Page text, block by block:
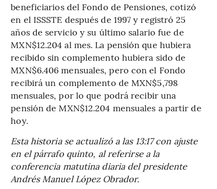
beneficiarios del Fondo de Pensiones, cotizó
en el ISSSTE después de 1997 y registró 25
años de servicio y su último salario fue de
MXN$12.204 al mes. La pensión que hubiera
recibido sin complemento hubiera sido de
MXN$6.406 mensuales, pero con el Fondo
recibirá un complemento de MXN$5,798
mensuales, por lo que podrá recibir una
pensión de MXN$12.204 mensuales a partir de
hoy.
Esta historia se actualizó a las 13:17 con ajuste
en el párrafo quinto, al referirse a la
conferencia matutina diaria del presidente
Andrés Manuel López Obrador.